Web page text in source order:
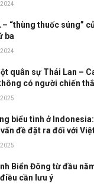
– “thùng thuốc súng”
ba
quân sự Thái Lan –
có người chiến
biểu tình ở
vấn đề đặt ra đối với
Biển Đông từ đầu
cần lưu ý